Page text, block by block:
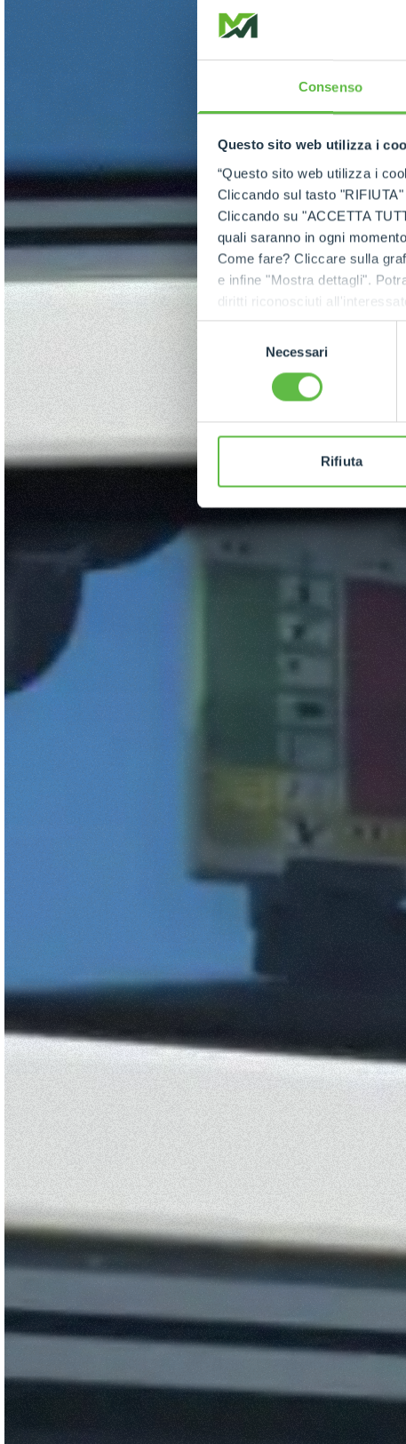
Consenso
Questo sito web utilizza i
“Questo sito web utilizza i
Cliccando sul tasto
Cliccando su "ACCETTA
quali saranno in ogni
Come fare? Cliccare sulla
e infine "Mostra dettagli".
diritti riconosciuti
apposita procedura.
Necessari
Rifiuta